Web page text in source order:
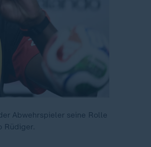
Abwehrspieler seine Rolle
Rüdiger.